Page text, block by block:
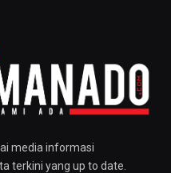
media informasi
terkini yang up to date.